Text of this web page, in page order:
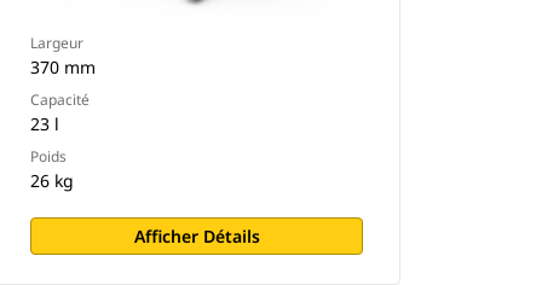
Largeur
370 mm
Capacité
23 l
Poids
26 kg
Afficher Détails